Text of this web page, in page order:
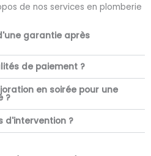
de nos services en plomberie
garantie après
de paiement ?
en soirée pour une
?
d'intervention ?